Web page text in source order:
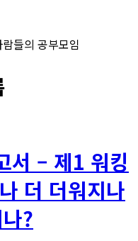
들의 공부모임
서 – 제1 워킹
더 더워지나
?